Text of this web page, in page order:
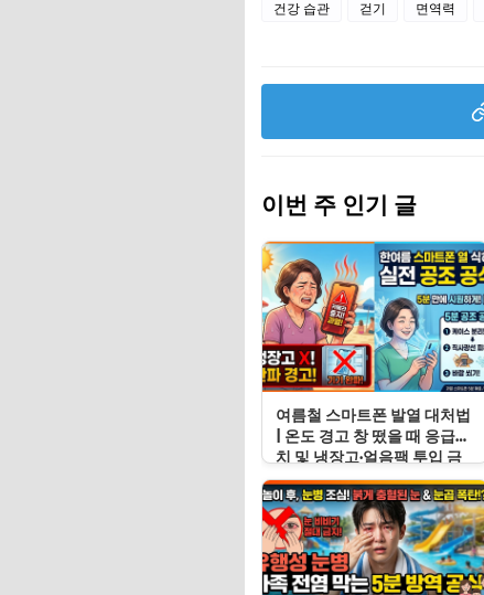
건강 습관 걷기 면역력
이번 주 인기 글
여름철 스마트폰 발열 대처법
| 온도 경고 창 떴을 때 응급처
치 및 냉장고·얼음팩 투입 금
지 이유